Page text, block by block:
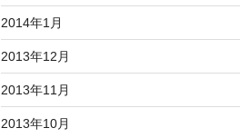
2014年1月
2013年12月
2013年11月
2013年10月